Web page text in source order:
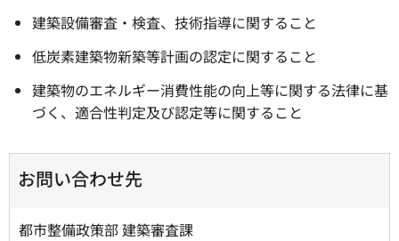
建築設備審査・検査、技術指導に関すること
低炭素建築物新築等計画の認定に関すること
建築物のエネルギー消費性能の向上等に関する法律に基
づく、適合性判定及び認定等に関すること
お問い合わせ先
都市整備政策部 建築審査課